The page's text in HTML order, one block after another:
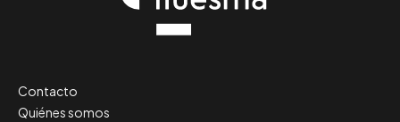
Contacto
Quiénes somos